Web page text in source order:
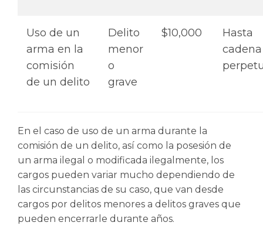
Uso de un
arma en la
comisión
de un delito
Delito
menor
o
grave
$10,000
Hasta
cadena
En el caso de uso de un arma durante la
comisión de un delito, así como la posesión de
un arma ilegal o modificada ilegalmente, los
cargos pueden variar mucho dependiendo de
las circunstancias de su caso, que van desde
cargos por delitos menores a delitos graves que
pueden encerrarle durante años.